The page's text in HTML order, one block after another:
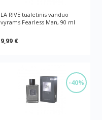
LA RIVE tualetinis vanduo
vyrams Fearless Man, 90 ml
9,99 €
-40%